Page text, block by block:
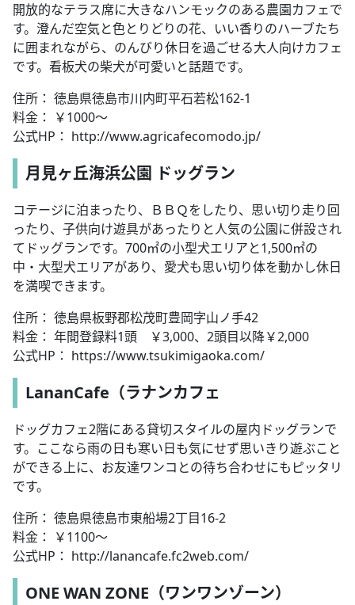
開放的なテラス席に大きなハンモックのある農園カフェで
す。澄んだ空気と色とりどりの花、いい香りのハーブたち
に囲まれながら、のんびり休日を過ごせる大人向けカフェ
です。看板犬の柴犬が可愛いと話題です。
住所： 徳島県徳島市川内町平石若松162-1
料金： ￥1000～
公式HP： http://www.agricafecomodo.jp/
月見ヶ丘海浜公園 ドッグラン
コテージに泊まったり、ＢＢＱをしたり、思い切り走り回
ったり、子供向け遊具があったりと人気の公園に併設され
てドッグランです。700㎡の小型犬エリアと1,500㎡の
中・大型犬エリアがあり、愛犬も思い切り体を動かし休日
を満喫できます。
住所： 徳島県板野郡松茂町豊岡字山ノ手42
料金： 年間登録料1頭 ￥3,000、2頭目以降￥2,000
公式HP： https://www.tsukimigaoka.com/
LananCafe（ラナンカフェ
ドッグカフェ2階にある貸切スタイルの屋内ドッグランで
す。ここなら雨の日も寒い日も気にせず思いきり遊ぶこと
ができる上に、お友達ワンコとの待ち合わせにもピッタリ
です。
住所： 徳島県徳島市東船場2丁目16-2
料金： ￥1100～
公式HP： http://lanancafe.fc2web.com/
ONE WAN ZONE（ワンワンゾーン）